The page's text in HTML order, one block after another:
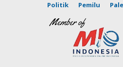
Politik Pemilu